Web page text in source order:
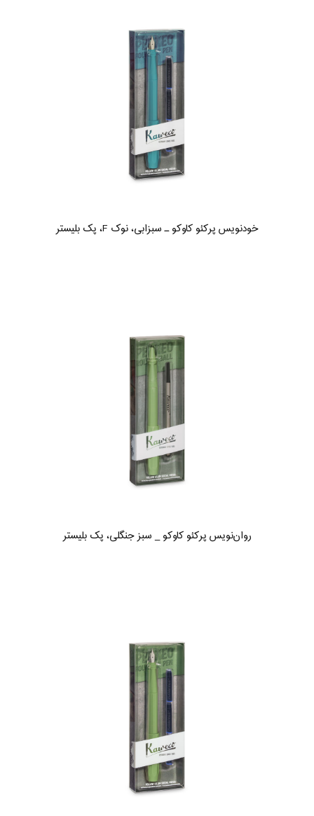
خودنویس پرکئو کاوکو ـ سبزابی، نوک F، پک بلیستر
روان‌نویس پرکئو کاوکو _ سبز جنگلی، پک بلیستر